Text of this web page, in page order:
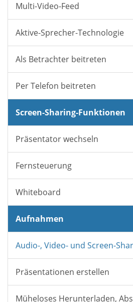
Multi-Video-Feed
Aktive-Sprecher-Technologie
Als Betrachter beitreten
Per Telefon beitreten
Screen-Sharing-Funktionen
Präsentator wechseln
Fernsteuerung
Whiteboard
Aufnahmen
Audio-, Video- und Screen-
Präsentationen erstellen
Müheloses Herunterladen,